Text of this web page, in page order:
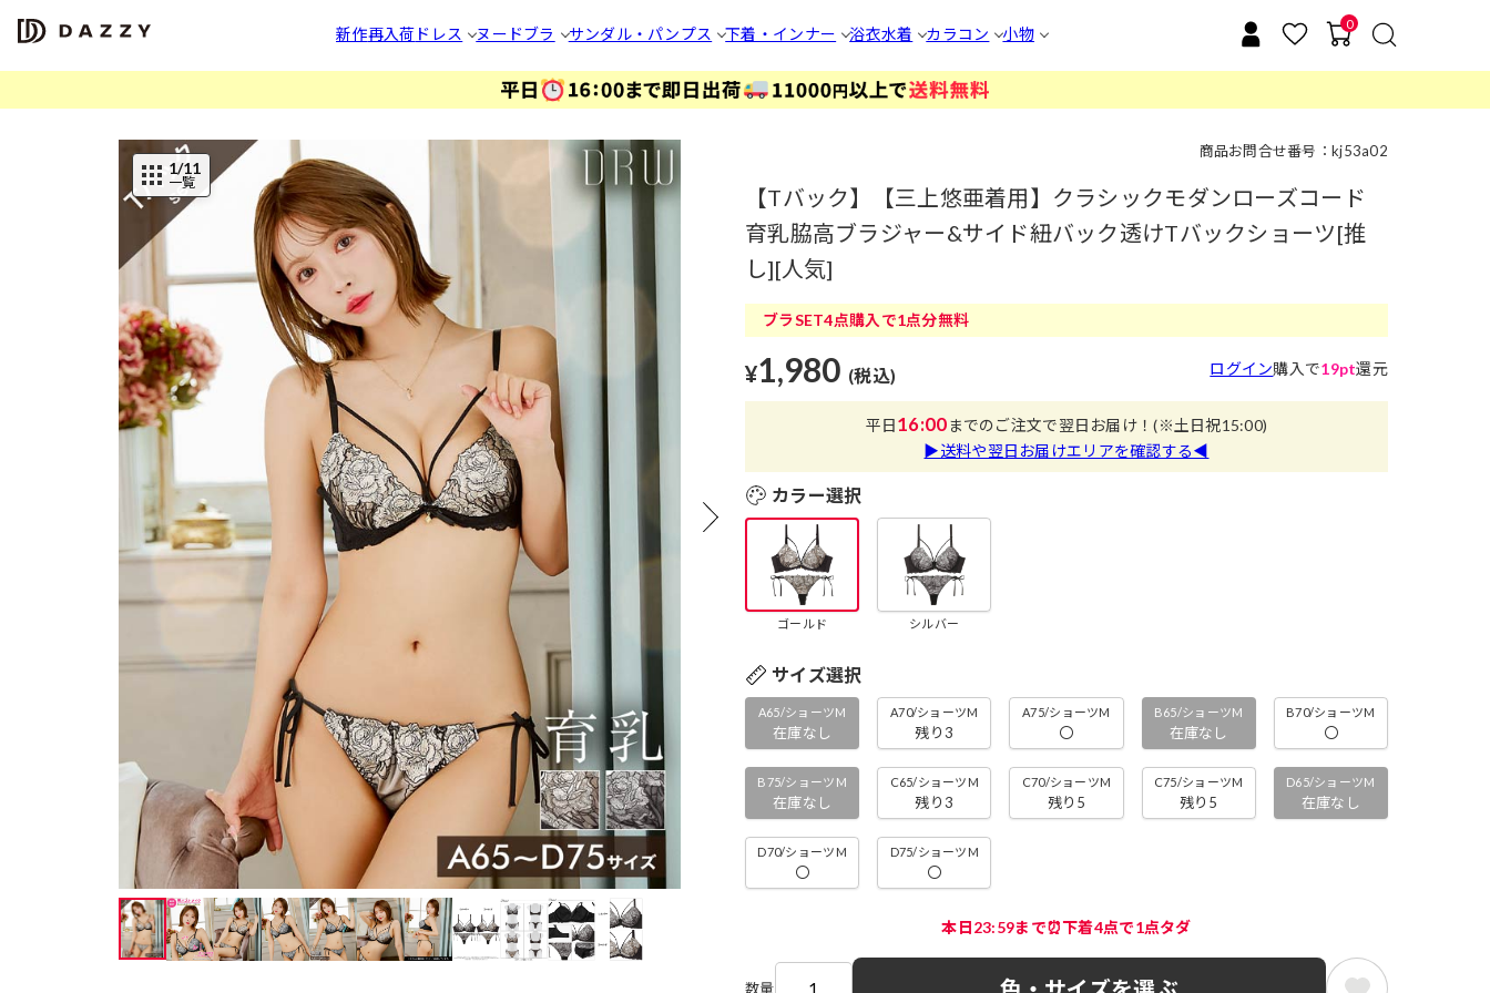
新作再入荷 ドレス ヌードブラ サンダル・パンプス 下着・インナー 浴衣水着 カラコン 小物
0
1/11
一覧
商品お問合せ番号：kj53a02
【Tバック】【三上悠亜着用】クラシックモダンローズコード
育乳脇高ブラジャー&サイド紐バック透けTバックショーツ[推
し][人気]
ブラSET4点購入で1点分無料
¥1,980 (税込) ログイン購入で19pt還元
平日16:00までのご注文で翌日お届け！(※土日祝15:00)
▶送料や翌日お届けエリアを確認する◀
カラー選択
ゴールド シルバー
サイズ選択
A65/ショーツM
在庫なし
A70/ショーツM
残り3
A75/ショーツM
〇
B65/ショーツM
在庫なし
B70/ショーツM
〇
B75/ショーツM
在庫なし
C65/ショーツM
残り3
C70/ショーツM
残り5
C75/ショーツM
残り5
D65/ショーツM
在庫なし
D70/ショーツM
〇
D75/ショーツM
〇
本日23:59まで⏰下着4点で1点タダ
数量